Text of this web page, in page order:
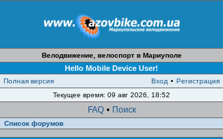
Велодвижение, велоспорт в Мариуполе
Hello Mobile Device User!
Полная версия Вход • Регистрация
Текущее время: 09 авг 2026, 18:52
FAQ • Поиск
Список форумов